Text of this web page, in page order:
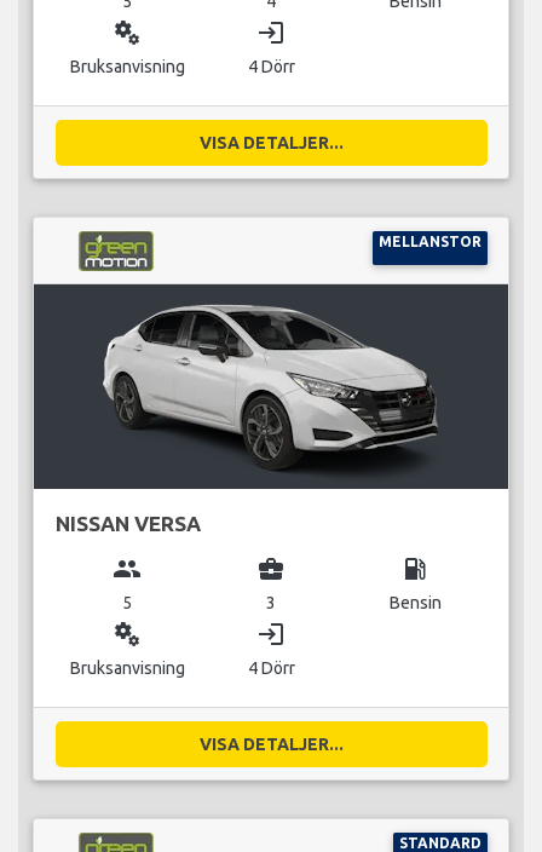
miscellaneous_services
Bruksanvisning
login
4 Dörr
VISA DETALJER...
MELLANSTOR
NISSAN VERSA
group
5
business_center
3
local_gas_station
Bensin
miscellaneous_services
Bruksanvisning
login
4 Dörr
VISA DETALJER...
STANDARD